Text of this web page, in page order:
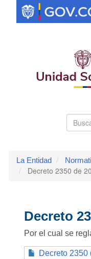
contenido
Buscar
La Entidad
Decreto 2350 de
Decreto
Por el cual se
Decreto 2350